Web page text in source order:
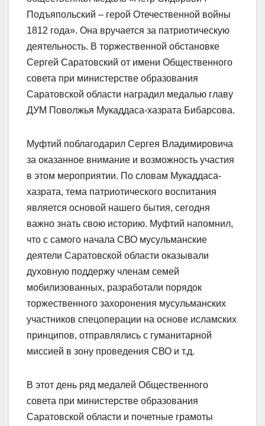
Подъяпольский – герой Отечественной войны
1812 года». Она вручается за патриотическую
деятельность. В торжественной обстановке
Сергей Саратовский от имени Общественного
совета при министерстве образования
Саратовской области наградил медалью главу
ДУМ Поволжья Мукаддаса-хазрата Бибарсова.
Муфтий поблагодарил Сергея Владимировича
за оказанное внимание и возможность участия
в этом мероприятии. По словам Мукаддаса-
хазрата, тема патриотического воспитания
является основой нашего бытия, сегодня
важно знать свою историю. Муфтий напомнил,
что с самого начала СВО мусульманские
деятели Саратовской области оказывали
духовную поддержу членам семей
мобилизованных, разработали порядок
торжественного захоронения мусульманских
участников спецоперации на основе исламских
принципов, отправлялись с гуманитарной
миссией в зону проведения СВО и т.д.
В этот день ряд медалей Общественного
совета при министерстве образования
Саратовской области и почетные грамоты